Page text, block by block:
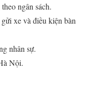
ngân sách.
xe và điều kiện bàn
nhân sự.
Nội.